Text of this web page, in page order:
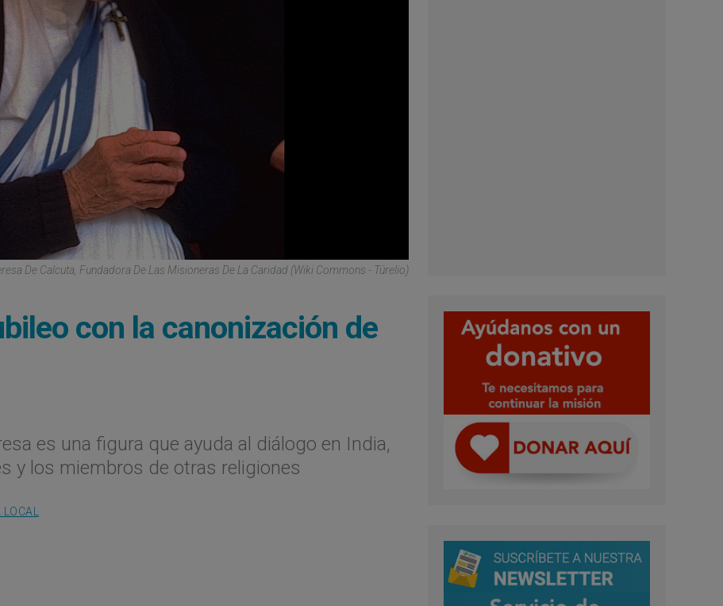
De Calcuta, Fundadora De Las Misioneras De La Caridad (Wiki Commons - Túrelio)
con la canonización de
es una figura que ayuda al diálogo en India,
y los miembros de otras religiones